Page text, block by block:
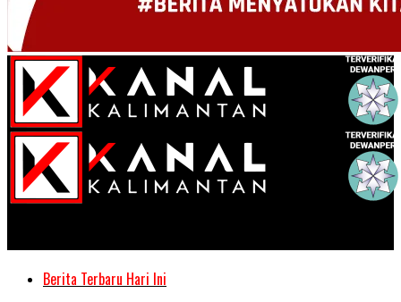
Berita Terbaru Hari Ini